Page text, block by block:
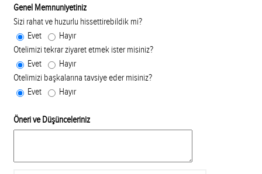
Genel Memnuniyetiniz
Sizi rahat ve huzurlu hissettirebildik mi?
Evet
Hayır
Otelimizi tekrar ziyaret etmek ister misiniz?
Evet
Hayır
Otelimizi başkalarına tavsiye eder misiniz?
Evet
Hayır
Öneri ve Düşünceleriniz